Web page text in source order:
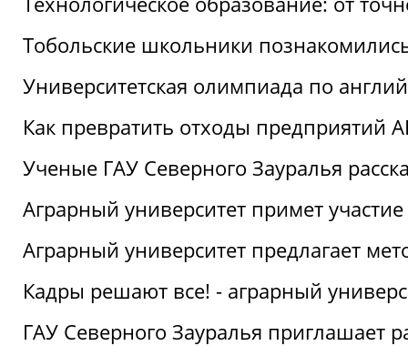
Тобольские школьники
Университетская олимпиада по
Как превратить отходы предприятий
Ученые ГАУ Северного Зауралья
Аграрный университет примет
Аграрный университет предлагает
Кадры решают все! - аграрный
ГАУ Северного Зауралья приглашает